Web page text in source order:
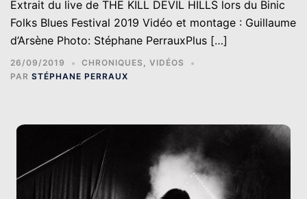
Extrait du live de THE KILL DEVIL HILLS lors du Binic
Folks Blues Festival 2019 Vidéo et montage : Guillaume
d’Arsène Photo: Stéphane PerrauxPlus […]
26/09/2019 CHRONIQUES , VIDÉOS
PAR STÉPHANE PERRAUX